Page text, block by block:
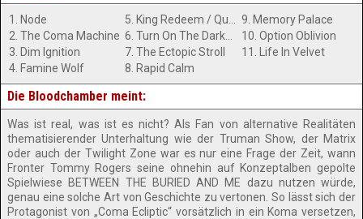
1. Node
2. The Coma Machine
3. Dim Ignition
4. Famine Wolf
7. The Ectopic Stroll
8. Rapid Calm
9. Memory Palace
10. Option Oblivion
11. Life In Velvet
Die Bloodchamber meint:
Was ist real, was ist es nicht? Als Fan von alternative Realitäten
thematisierender Unterhaltung wie der Truman Show, der Matrix
oder auch der Twilight Zone war es nur eine Frage der Zeit, wann
Fronter Tommy Rogers seine ohnehin auf Konzeptalben gepolte
Spielwiese BETWEEN THE BURIED AND ME dazu nutzen würde,
genau eine solche Art von Geschichte zu vertonen. So lässt sich der
Protagonist von „Coma Ecliptic“ vorsätzlich in ein Koma versetzen,